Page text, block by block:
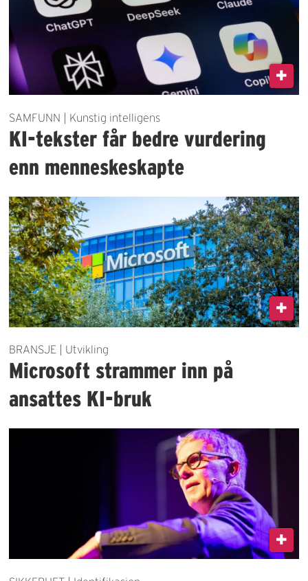
SAMFUNN | Kunstig intelligens
KI-tekster får bedre vurdering
enn menneskeskapte
BRANSJE | Utvikling
Microsoft strammer inn på
ansattes KI-bruk